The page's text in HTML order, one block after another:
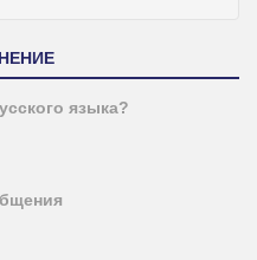
языка?